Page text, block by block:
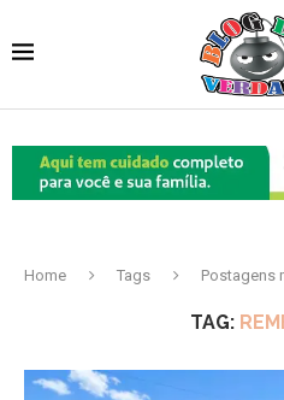
Home Tags Postagens
TAG: